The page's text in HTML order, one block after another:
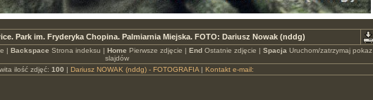
Park im. Fryderyka Chopina. Palmiarnia Miejska. FOTO: Dariusz Nowak (nddg)
| Backspace Strona indeksu | Home Pierwsze zdjęcie | EndOstatnie zdjęcie | Spacja Uruchom/zatrzymaj pokaz
slajdów
ilość zdjęć: 100 | Dariusz NOWAK (nddg) - FOTOGRAFIA| Kontakt e-mail: